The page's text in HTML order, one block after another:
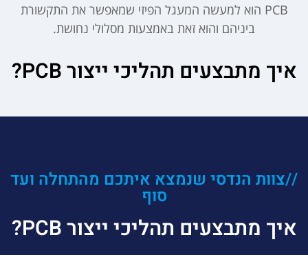
PCB הוא למעשה המעגל הפיזי שמאפשר את התקשורת
ביניהם והוא זאת באמצעות מסלולי נחושת.
איך מתבצעים תהליכי ייצור PCB?
//צוות הנדסי שנמצא איתכם מהתחלה ועד
סוף
איך מתבצעים תהליכי ייצור PCB?